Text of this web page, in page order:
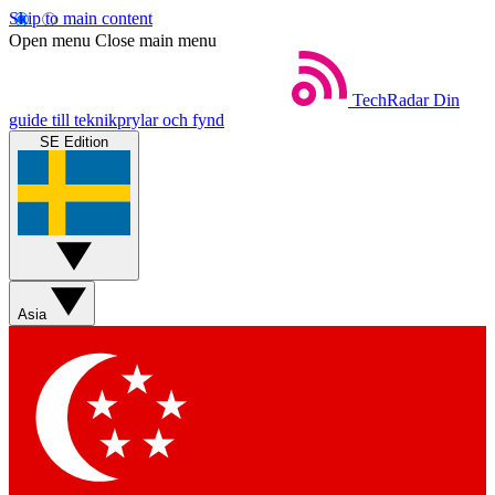
Skip to main content
Open menu Close main menu
TechRadar Din
guide till teknikprylar och fynd
SE Edition
Asia